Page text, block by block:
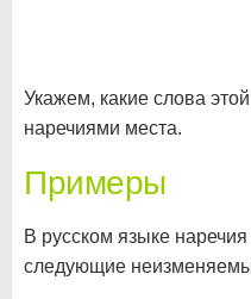
Укажем, какие слова
наречиями места.
Примеры
В русском языке
следующие